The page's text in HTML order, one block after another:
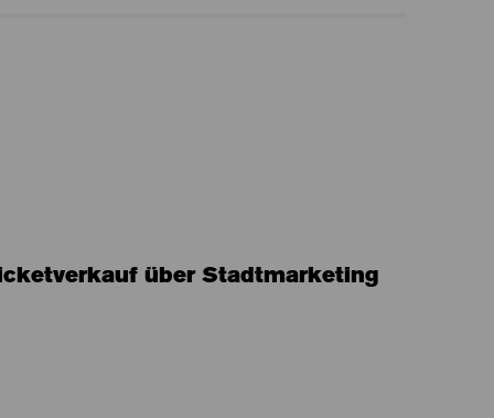
über Stadtmarketing